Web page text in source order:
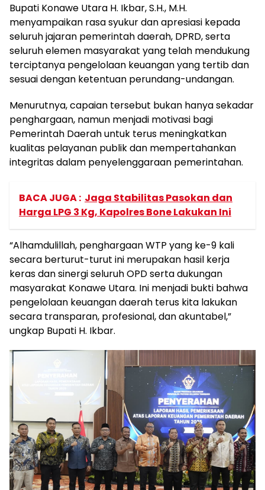
Bupati Konawe Utara H. Ikbar, S.H., M.H.
menyampaikan rasa syukur dan apresiasi kepada
seluruh jajaran pemerintah daerah, DPRD, serta
seluruh elemen masyarakat yang telah mendukung
terciptanya pengelolaan keuangan yang tertib dan
sesuai dengan ketentuan perundang-undangan.
Menurutnya, capaian tersebut bukan hanya sekadar
penghargaan, namun menjadi motivasi bagi
Pemerintah Daerah untuk terus meningkatkan
kualitas pelayanan publik dan mempertahankan
integritas dalam penyelenggaraan pemerintahan.
BACA JUGA : Jaga Stabilitas Pasokan dan
Harga LPG 3 Kg, Kapolres Bone Lakukan Ini
“Alhamdulillah, penghargaan WTP yang ke-9 kali
secara berturut-turut ini merupakan hasil kerja
keras dan sinergi seluruh OPD serta dukungan
masyarakat Konawe Utara. Ini menjadi bukti bahwa
pengelolaan keuangan daerah terus kita lakukan
secara transparan, profesional, dan akuntabel,”
ungkap Bupati H. Ikbar.